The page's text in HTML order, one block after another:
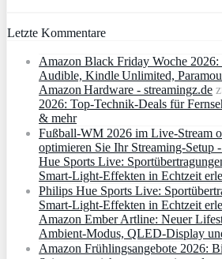
Letzte Kommentare
Amazon Black Friday Woche 2026:
Audible, Kindle Unlimited,
Amazon Hardware - streamingz.de
2026: Top-Technik-Deals für
& mehr
Fußball-WM 2026 im Live-Stream
optimieren Sie Ihr Streaming-Setup
Hue Sports Live:
Smart‑Light‑Effekten in Echtzeit
Philips Hue Sports Live:
Smart‑Light‑Effekten in Echtzeit
Amazon Ember Artline: Neuer
Ambient‑Modus, QLED‑Display
Amazon Frühlingsangebote 2026: